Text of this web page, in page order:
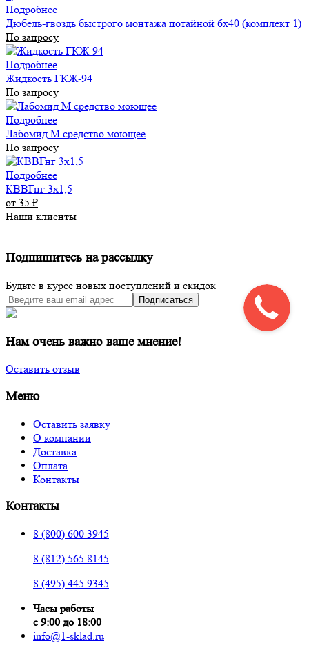
Подробнее
Дюбель-гвоздь быстрого монтажа потайной 6х40 (комплект 1)
По запросу
Подробнее
Жидкость ГКЖ-94
По запросу
Подробнее
Лабомид М средство моющее
По запросу
Подробнее
КВВГнг 3х1,5
от 35 ₽
Наши клиенты
Подпишитесь на рассылку
Будьте в курсе новых поступлений и скидок
Подписаться
Нам очень важно ваше мнение!
Оставить отзыв
Меню
Оставить заявку
О компании
Доставка
Оплата
Контакты
Контакты
8 (800) 600 3945
8 (812) 565 8145
8 (495) 445 9345
Часы работы
с 9:00 до 18:00
info@1-sklad.ru